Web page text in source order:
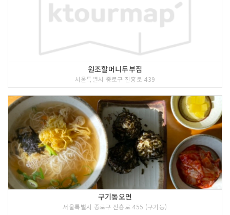
원조할머니두부집
서울특별시 종로구 진흥로 439
구기동오면
서울특별시 종로구 진흥로 455 (구기동)